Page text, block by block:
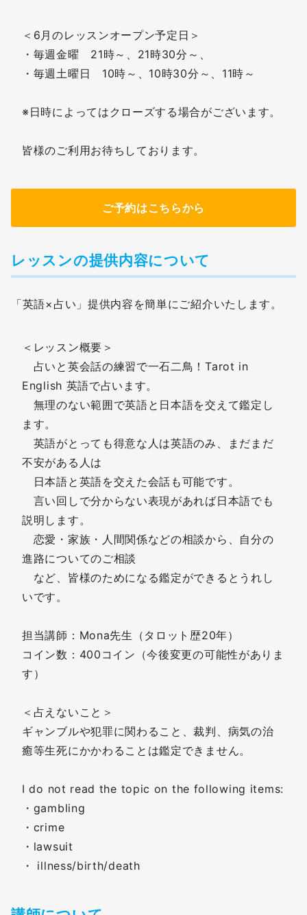
＜6月のレッスンオープン予定日＞
・毎週金曜 21時～、21時30分～、
・毎週土曜日 10時～、10時30分～、11時～
※日時によってはクローズする場合がございます。
皆様のご利用お待ちしております。
ご予約はこちらから
レッスンの提供内容について
「英語×占い」提供内容を簡単にご紹介いたします。
＜レッスン概要＞
占いと英会話の練習で一石二鳥！Tarot in
English 英語で占います。
無理のない範囲で英語と日本語を交えて鑑定し
ます。
英語がとっても得意な人は英語のみ、まだまだ
不安がある人は
日本語と英語を交えた会話も可能です。
言い回しで分からない表現があれば日本語でも
説明します。
恋愛・家族・人間関係などの相談から、自分の
進路についてのご相談
など、皆様のためになる鑑定ができるとうれし
いです。
担当講師：Mona先生（タロット歴20年）
コイン数：400コイン（今後変更の可能性がありま
す）
＜占えないこと＞
ギャンブルや犯罪に関わること、裁判、病気の治
癒等生死にかかわることは鑑定できません。
I do not read the topic on the following items:
・gambling
・crime
・lawsuit
・ illness/birth/death